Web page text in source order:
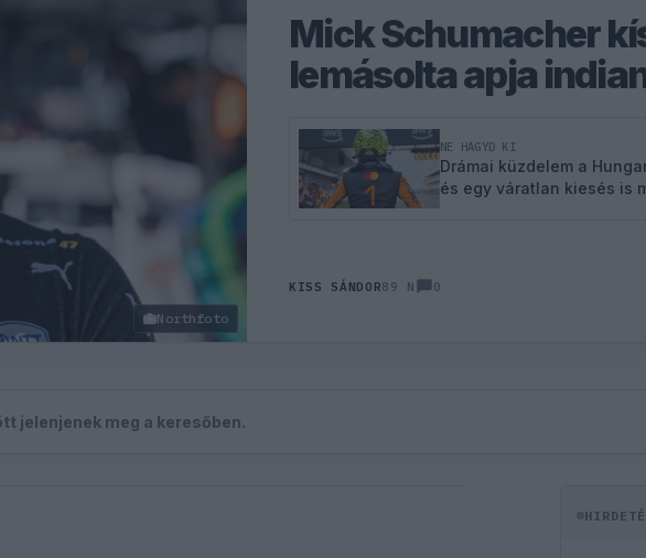
Northfoto
Mick Schumacher
lemásolta apja
NE HAGYD KI
Drámai küzdelem a
és egy váratlan kiesés is
KISS SÁNDOR89 N 0
jelenjenek meg a keresőben.